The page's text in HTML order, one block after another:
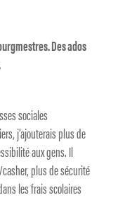
Des ados
sociales
j’ajouterais plus de
aux gens. Il
plus de sécurité
les frais scolaires